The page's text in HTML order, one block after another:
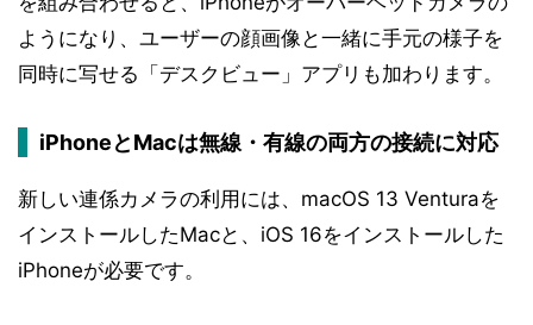
ようになり、ユーザーの顔画像と一緒に手元の様子を
同時に写せる「デスクビュー」アプリも加わります。
iPhoneとMacは無線・有線の両方の接続に対応
新しい連係カメラの利用には、macOS 13 Venturaを
インストールしたMacと、iOS 16をインストールした
iPhoneが必要です。